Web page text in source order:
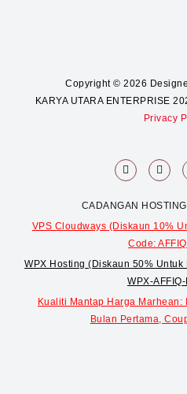
Copyright © 2026
KARYA UTARA ENTERPRISE
Privacy
F
a
c
b
o
k
-
f
T
i
k
o
CADANGAN
VPS Cloudways (Diskaun 10%
Code:
WPX Hosting (Diskaun 50%
WPX-
Kualiti Mantap Harga Marhean:
Bulan Pertama,